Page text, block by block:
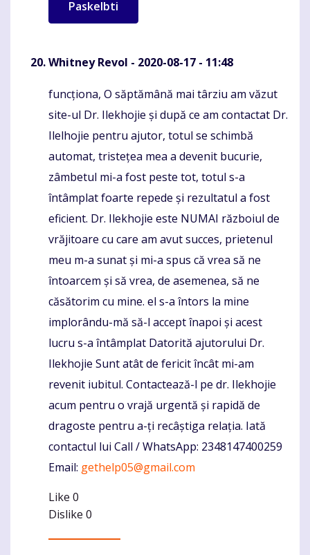
Whitney Revol - 2020-08-17 - 11:48
Komentaras
funcționa, O săptămână mai târziu am văzut
site-ul Dr. Ilekhojie și după ce am contactat Dr.
Ilelhojie pentru ajutor, totul se schimbă
automat, tristețea mea a devenit bucurie,
zâmbetul mi-a fost peste tot, totul s-a
întâmplat foarte repede și rezultatul a fost
eficient. Dr. Ilekhojie este NUMAI războiul de
vrăjitoare cu care am avut succes, prietenul
meu m-a sunat și mi-a spus că vrea să ne
întoarcem și să vrea, de asemenea, să ne
căsătorim cu mine. el s-a întors la mine
implorându-mă să-l accept înapoi și acest
lucru s-a întâmplat Datorită ajutorului Dr.
Ilekhojie Sunt atât de fericit încât mi-am
revenit iubitul. Contactează-l pe dr. Ilekhojie
acum pentru o vrajă urgentă și rapidă de
dragoste pentru a-ți recâștiga relația. Iată
contactul lui Call / WhatsApp: 2348147400259
Email: gethelp05@gmail.com
Like 0
Dislike 0